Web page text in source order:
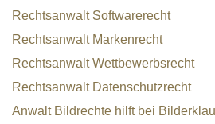
Rechtsanwalt Softwarerecht
Rechtsanwalt Markenrecht
Rechtsanwalt Wettbewerbsrecht
Rechtsanwalt Datenschutzrecht
Anwalt Bildrechte hilft bei Bilderklau